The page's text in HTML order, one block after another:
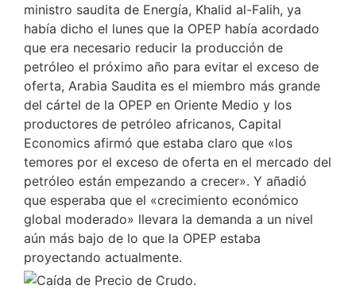
ministro saudita de Energía, Khalid al-Falih, ya
había dicho el lunes que la OPEP había acordado
que era necesario reducir la producción de
petróleo el próximo año para evitar el exceso de
oferta, Arabia Saudita es el miembro más grande
del cártel de la OPEP en Oriente Medio y los
productores de petróleo africanos, Capital
Economics afirmó que estaba claro que «los
temores por el exceso de oferta en el mercado del
petróleo están empezando a crecer». Y añadió
que esperaba que el «crecimiento económico
global moderado» llevara la demanda a un nivel
aún más bajo de lo que la OPEP estaba
proyectando actualmente.